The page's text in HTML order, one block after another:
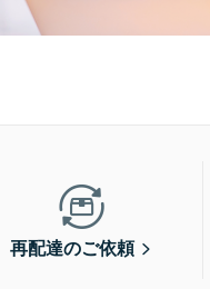
再配達のご依頼